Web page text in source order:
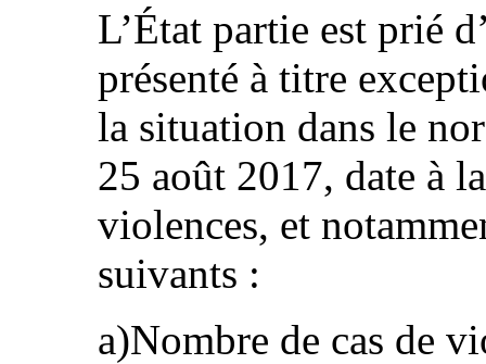
L’État partie est prié
présenté à titre
la situation dans le
25 août 2017, date à
violences, et
suivants :
a)Nombre de cas de